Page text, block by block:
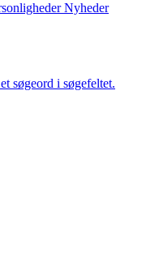
Nyheder
søgeord i søgefeltet.